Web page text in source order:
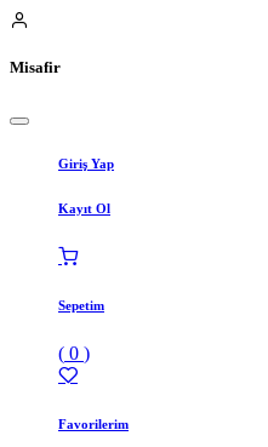
Misafir
Giriş Yap
Kayıt Ol
Sepetim
( 0 )
Favorilerim